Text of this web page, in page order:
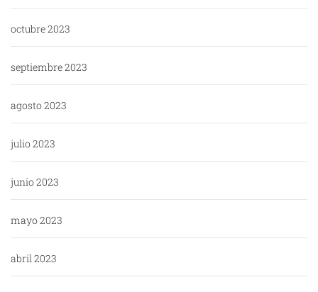
octubre 2023
septiembre 2023
agosto 2023
julio 2023
junio 2023
mayo 2023
abril 2023